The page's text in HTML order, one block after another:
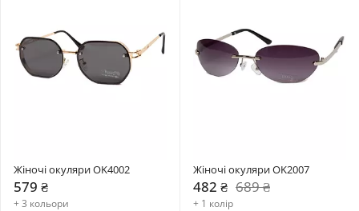
Жіночі окуляри OK4002
579 ₴
+ 3 кольори
Жіночі окуляри OK2007
482 ₴ 689 ₴
+ 1 колір